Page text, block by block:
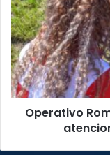
Cruz
Roja
contabiliza
438
atenciones
hasta
este
Operativo